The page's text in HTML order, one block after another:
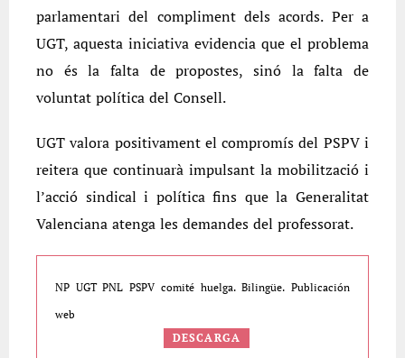
parlamentari del compliment dels acords. Per a
UGT, aquesta iniciativa evidencia que el problema
no és la falta de propostes, sinó la falta de
voluntat política del Consell.
UGT valora positivament el compromís del PSPV i
reitera que continuarà impulsant la mobilització i
l’acció sindical i política fins que la Generalitat
Valenciana atenga les demandes del professorat.
NP UGT PNL PSPV comité huelga. Bilingüe. Publicación
web
DESCARGA